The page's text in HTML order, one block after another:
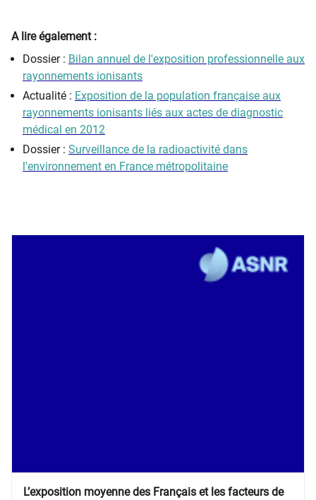
A lire également :
Dossier : Bilan annuel de l'exposition professionnelle aux
rayonnements ionisants
Actualité : Exposition de la population française aux
rayonnements ionisants liés aux actes de diagnostic
médical en 2012
Dossier : Surveillance de la radioactivité dans
l'environnement en France métropolitaine
L’exposition moyenne des Français et les facteurs de